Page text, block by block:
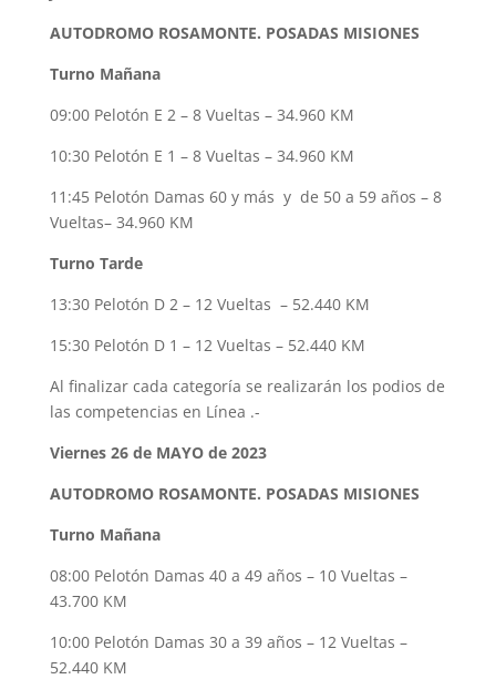
AUTODROMO ROSAMONTE. POSADAS MISIONES
Turno Mañana
09:00 Pelotón E 2 – 8 Vueltas – 34.960 KM
10:30 Pelotón E 1 – 8 Vueltas – 34.960 KM
11:45 Pelotón Damas 60 y más y de 50 a 59 años – 8
Vueltas– 34.960 KM
Turno Tarde
13:30 Pelotón D 2 – 12 Vueltas – 52.440 KM
15:30 Pelotón D 1 – 12 Vueltas – 52.440 KM
Al finalizar cada categoría se realizarán los podios de
las competencias en Línea .-
Viernes 26 de MAYO de 2023
AUTODROMO ROSAMONTE. POSADAS MISIONES
Turno Mañana
08:00 Pelotón Damas 40 a 49 años – 10 Vueltas –
43.700 KM
10:00 Pelotón Damas 30 a 39 años – 12 Vueltas –
52.440 KM